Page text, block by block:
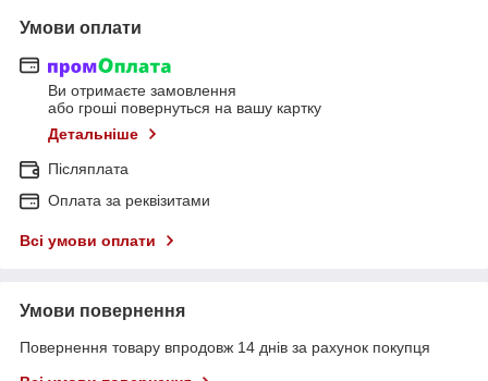
Умови оплати
Ви отримаєте замовлення
або гроші повернуться на вашу картку
Детальніше
Післяплата
Оплата за реквізитами
Всі умови оплати
Умови повернення
Повернення товару впродовж 14 днів за рахунок покупця